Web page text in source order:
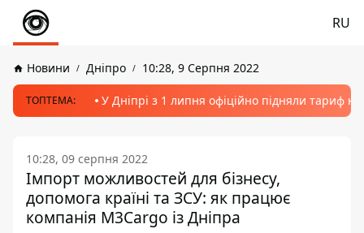
RU
Новини Дніпро 10:28, 9 Серпня 2022
ТОПТЕМА: У Дніпрі з 1 липня офіційно підняли тариф
10:28, 09 серпня 2022
Імпорт можливостей для бізнесу,
допомога країні та ЗСУ: як працює
компанія M3Cargo із Дніпра